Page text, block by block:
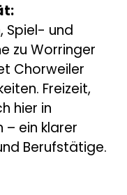
Spiel- und
zu Worringer
Chorweiler
Freizeit,
hier in
– ein klarer
Berufstätige.